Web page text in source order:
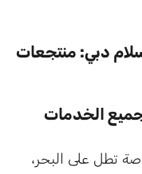
دبي: منتجعات
الخدمات
تطل على البحر،